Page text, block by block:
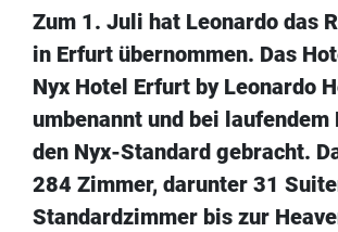
Zum 1. Juli hat Leonardo das
in Erfurt übernommen. Das
Nyx Hotel Erfurt by Leonardo
umbenannt und bei
den Nyx-Standard gebracht.
284 Zimmer, darunter 31
Standardzimmer bis zur